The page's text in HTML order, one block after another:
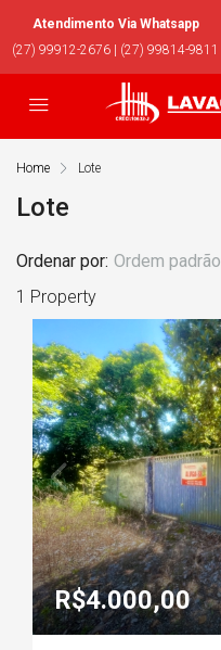
Atendimento Via Whatsapp
(27) 99912-2676 | (27) 99814-9811
Home Lote
Lote
1 Property
Ordenar por: Ordem padrão
R$4.000,00